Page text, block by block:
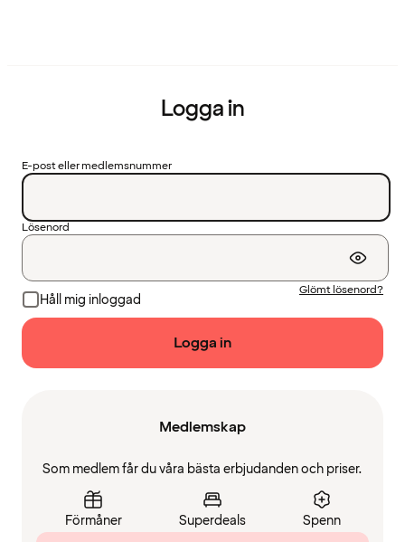
Logga in
E-post eller medlemsnummer
Lösenord
Håll mig inloggad
Glömt lösenord?
Logga in
Medlemskap
Som medlem får du våra bästa erbjudanden och priser.
Förmåner Superdeals Spenn